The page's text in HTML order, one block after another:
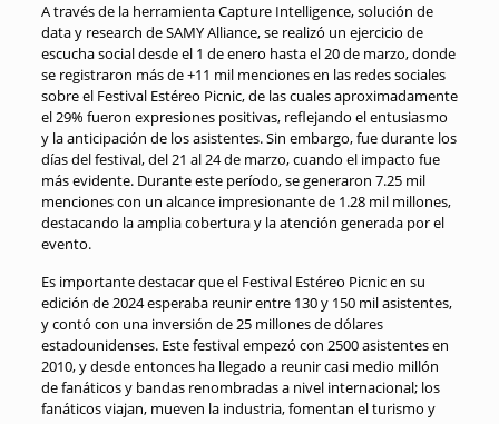
A través de la herramienta Capture Intelligence, solución de
data y research de SAMY Alliance, se realizó un ejercicio de
escucha social desde el 1 de enero hasta el 20 de marzo, donde
se registraron más de +11 mil menciones en las redes sociales
sobre el Festival Estéreo Picnic, de las cuales aproximadamente
el 29% fueron expresiones positivas, reflejando el entusiasmo
y la anticipación de los asistentes. Sin embargo, fue durante los
días del festival, del 21 al 24 de marzo, cuando el impacto fue
más evidente. Durante este período, se generaron 7.25 mil
menciones con un alcance impresionante de 1.28 mil millones,
destacando la amplia cobertura y la atención generada por el
evento.
Es importante destacar que el Festival Estéreo Picnic en su
edición de 2024 esperaba reunir entre 130 y 150 mil asistentes,
y contó con una inversión de 25 millones de dólares
estadounidenses. Este festival empezó con 2500 asistentes en
2010, y desde entonces ha llegado a reunir casi medio millón
de fanáticos y bandas renombradas a nivel internacional; los
fanáticos viajan, mueven la industria, fomentan el turismo y